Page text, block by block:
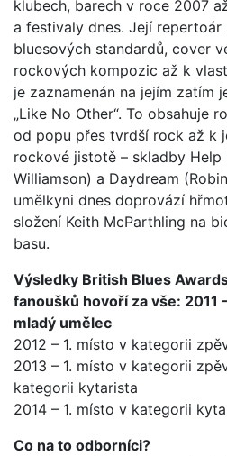
klubech, barech v roce 2007
a festivaly dnes. Její
bluesových standardů, cover
rockových kompozic až k
je zaznamenán na jejím zatím
„Like No Other“. To obsahuje
od popu přes tvrdší rock až k
rockové jistotě – skladby Help
Williamson) a Daydream
umělkyni dnes doprovází
složení Keith McParthling na
basu.
Výsledky British Blues
fanoušků hovoří za vše: 2011
mladý umělec
2012 – 1. místo v kategorii
2013 – 1. místo v kategorii
kategorii kytarista
2014 – 1. místo v kategorii
Co na to odborníci?